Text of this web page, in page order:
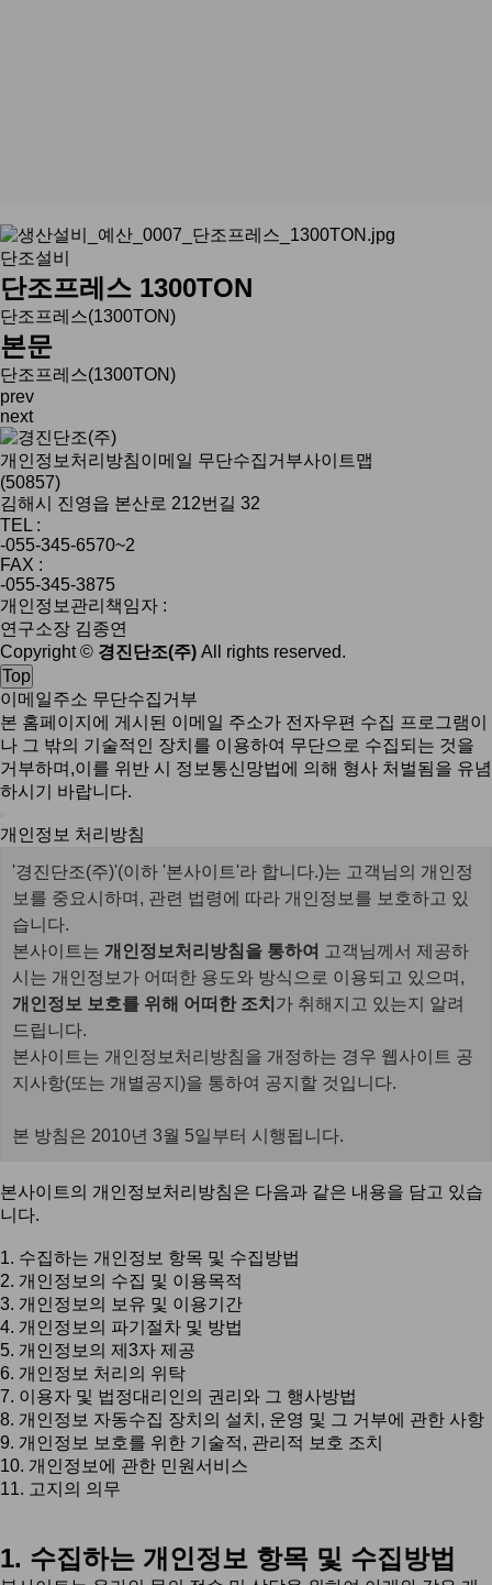
단조설비
단조프레스 1300TON
단조프레스(1300TON)
본문
단조프레스(1300TON)
prev
next
개인정보처리방침이메일 무단수집거부사이트맵
(50857)
김해시 진영읍 본산로 212번길 32
TEL :
-055-345-6570~2
FAX :
-055-345-3875
개인정보관리책임자 :
연구소장 김종연
Copyright © 경진단조(주) All rights reserved.
Top
이메일주소 무단수집거부
본 홈페이지에 게시된 이메일 주소가 전자우편 수집 프로그램이
나 그 밖의 기술적인 장치를 이용하여 무단으로 수집되는 것을
거부하며,이를 위반 시 정보통신망법에 의해 형사 처벌됨을 유념
하시기 바랍니다.
개인정보 처리방침
'경진단조(주)'(이하 '본사이트'라 합니다.)는 고객님의 개인정
보를 중요시하며, 관련 법령에 따라 개인정보를 보호하고 있
습니다.
본사이트는 개인정보처리방침을 통하여 고객님께서 제공하
시는 개인정보가 어떠한 용도와 방식으로 이용되고 있으며,
개인정보 보호를 위해 어떠한 조치 가 취해지고 있는지 알려
드립니다.
본사이트는 개인정보처리방침을 개정하는 경우 웹사이트 공
지사항(또는 개별공지)을 통하여 공지할 것입니다.
본 방침은 2010년 3월 5일부터 시행됩니다.
본사이트의 개인정보처리방침은 다음과 같은 내용을 담고 있습
니다.
1. 수집하는 개인정보 항목 및 수집방법
2. 개인정보의 수집 및 이용목적
3. 개인정보의 보유 및 이용기간
4. 개인정보의 파기절차 및 방법
5. 개인정보의 제3자 제공
6. 개인정보 처리의 위탁
7. 이용자 및 법정대리인의 권리와 그 행사방법
8. 개인정보 자동수집 장치의 설치, 운영 및 그 거부에 관한 사항
9. 개인정보 보호를 위한 기술적, 관리적 보호 조치
10. 개인정보에 관한 민원서비스
11. 고지의 의무
1. 수집하는 개인정보 항목 및 수집방법